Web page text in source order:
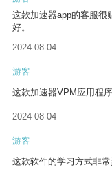
这款加速器app的客服很
好。
2024-08-04
游客
这款加速器VPM应用程
2024-08-04
游客
这款软件的学习方式非